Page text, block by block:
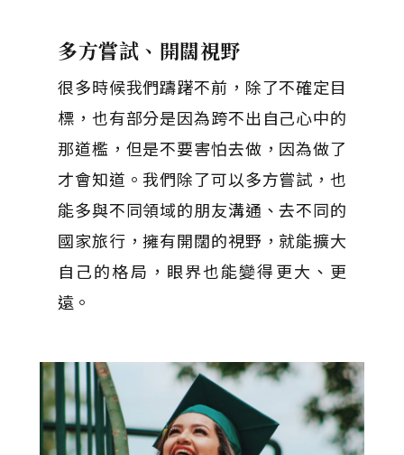
多方嘗試、開闊視野
很多時候我們躊躇不前，除了不確定目
標，也有部分是因為跨不出自己心中的
那道檻，但是不要害怕去做，因為做了
才會知道。我們除了可以多方嘗試，也
能多與不同領域的朋友溝通、去不同的
國家旅行，擁有開闊的視野，就能擴大
自己的格局，眼界也能變得更大、更
遠。